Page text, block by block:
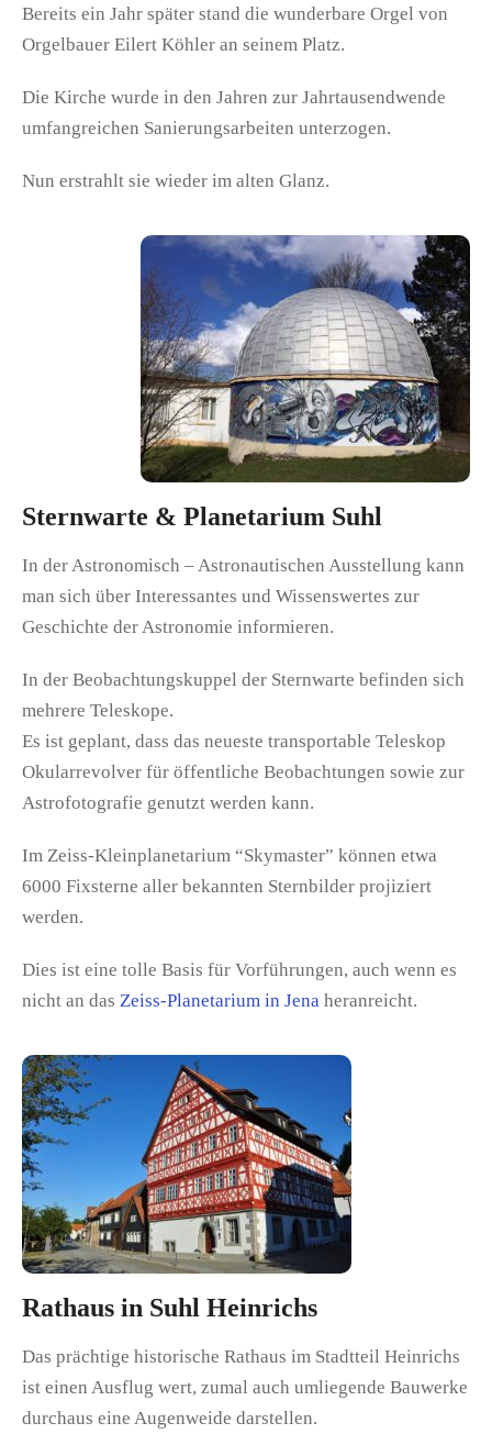
Bereits ein Jahr später stand die wunderbare Orgel von
Orgelbauer Eilert Köhler an seinem Platz.
Die Kirche wurde in den Jahren zur Jahrtausendwende
umfangreichen Sanierungsarbeiten unterzogen.
Nun erstrahlt sie wieder im alten Glanz.
Sternwarte & Planetarium Suhl
In der Astronomisch – Astronautischen Ausstellung kann
man sich über Interessantes und Wissenswertes zur
Geschichte der Astronomie informieren.
In der Beobachtungskuppel der Sternwarte befinden sich
mehrere Teleskope.
Es ist geplant, dass das neueste transportable Teleskop
Okularrevolver für öffentliche Beobachtungen sowie zur
Astrofotografie genutzt werden kann.
Im Zeiss-Kleinplanetarium “Skymaster” können etwa
6000 Fixsterne aller bekannten Sternbilder projiziert
werden.
Dies ist eine tolle Basis für Vorführungen, auch wenn es
nicht an das Zeiss-Planetarium in Jena heranreicht.
Rathaus in Suhl Heinrichs
Das prächtige historische Rathaus im Stadtteil Heinrichs
ist einen Ausflug wert, zumal auch umliegende Bauwerke
durchaus eine Augenweide darstellen.